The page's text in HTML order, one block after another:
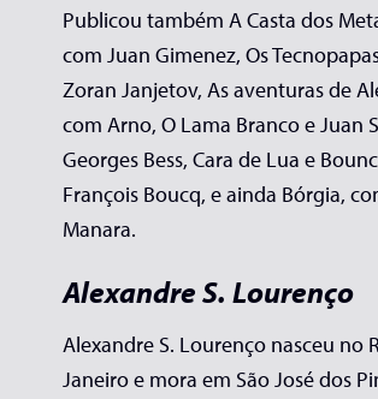
Publicou também A Casta dos
com Juan Gimenez, Os
Zoran Janjetov, As aventuras de
com Arno, O Lama Branco e Juan
Georges Bess, Cara de Lua e
François Boucq, e ainda Bórgia,
Manara.
Alexandre S. Lourenço
Alexandre S. Lourenço nasceu no
Janeiro e mora em São José dos